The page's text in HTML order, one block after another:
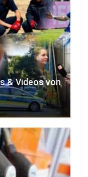
& Videos von